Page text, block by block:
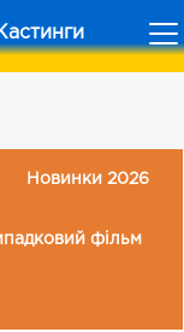
Новинки 2026
фільм